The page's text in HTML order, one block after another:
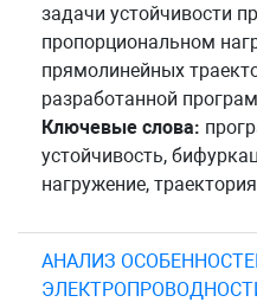
задачи устойчивости
пропорциональном
прямолинейных
разработанной
Ключевые слова:
устойчивость,
нагружение,
АНАЛИЗ